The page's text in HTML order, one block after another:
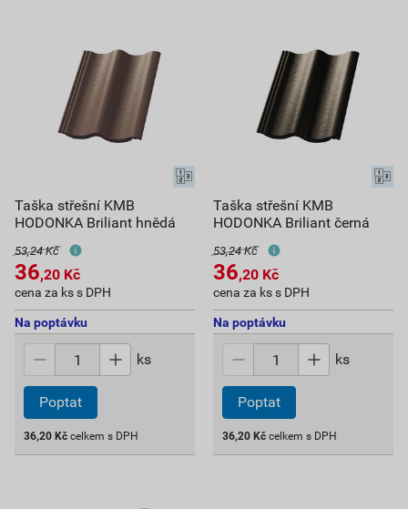
Taška střešní KMB
HODONKA Briliant hnědá
53,24 Kč
36,20 Kč
cena za ks s DPH
Na poptávku
ks
Poptat
36,20 Kč celkem s DPH
Taška střešní KMB
HODONKA Briliant černá
53,24 Kč
36,20 Kč
cena za ks s DPH
Na poptávku
ks
Poptat
36,20 Kč celkem s DPH